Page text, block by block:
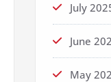
July
June
May